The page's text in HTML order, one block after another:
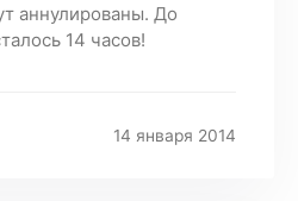
аннулированы. До
14 часов!
14 января 2014